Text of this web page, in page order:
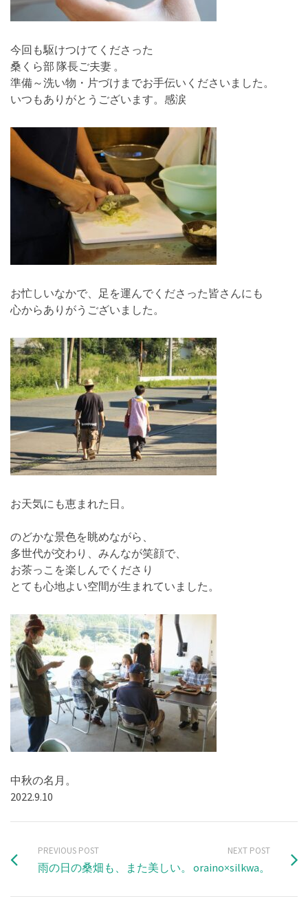
今回も駆けつけてくださった
桑くら部 隊長ご夫妻 。
準備～洗い物・片づけまでお手伝いくださいました。
いつもありがとうございます。感涙
お忙しいなかで、足を運んでくださった皆さんにも
心からありがうございました。
お天気にも恵まれた日。
のどかな景色を眺めながら、
多世代が交わり、みんなが笑顔で、
お茶っこを楽しんでくださり
とても心地よい空間が生まれていました。
中秋の名月。
2022.9.10
PREVIOUS POST
雨の日の桑畑も、また美しい。
NEXT POST
oraino×silkwa。